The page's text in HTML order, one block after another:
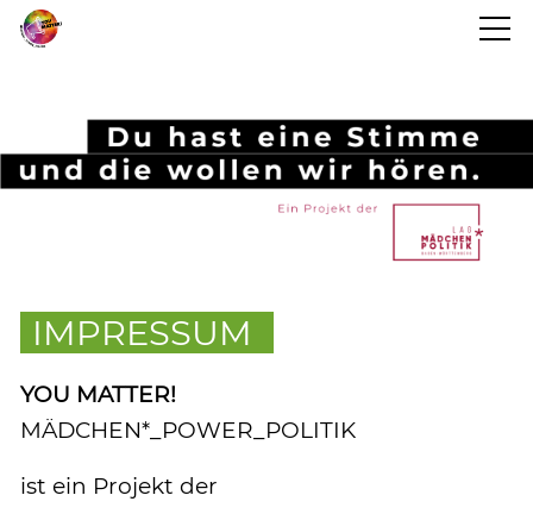
BLOG
TERMINE
KONTAKT
IMPRESSUM
YOU MATTER!
MÄDCHEN*_POWER_POLITIK
ist ein Projekt der